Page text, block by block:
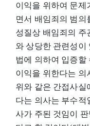
이익을 위하여 문제
면서 배임죄의 범의
성질상 배임죄의 주
와 상당한 관련성이
법에 의하여 입증할
이익을 위한다는 의
위와 같은 간접사실
다는 의사는 부수적
사가 주된 것임이